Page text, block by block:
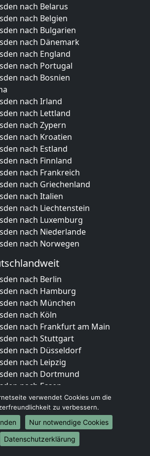
nach Belarus
nach Belgien
nach Bulgarien
nach Dänemark
nach England
nach Portugal
nach Bosnien
nach Irland
nach Lettland
nach Zypern
nach Kroatien
nach Estland
nach Finnland
nach Frankreich
nach Griechenland
nach Italien
nach Liechtenstein
nach Luxemburg
nach Niederlande
nach Norwegen
nach Berlin
nach Hamburg
nach München
nach Köln
nach Frankfurt am Main
nach Stuttgart
nach Düsseldorf
nach Leipzig
nach Dortmund
nach Essen
nach Bremen
nach Dresden
nach Hannover
nach Nürnberg
nach Duisburg
verwendet Cookies um die
zu verbessern.
Nur notwendige Cookies
Datenschutzerklärung